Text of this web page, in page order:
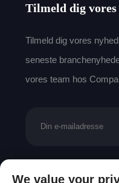
Tilmeld dig vores
Tilmeld dig vores
seneste
vores team hos
We value your